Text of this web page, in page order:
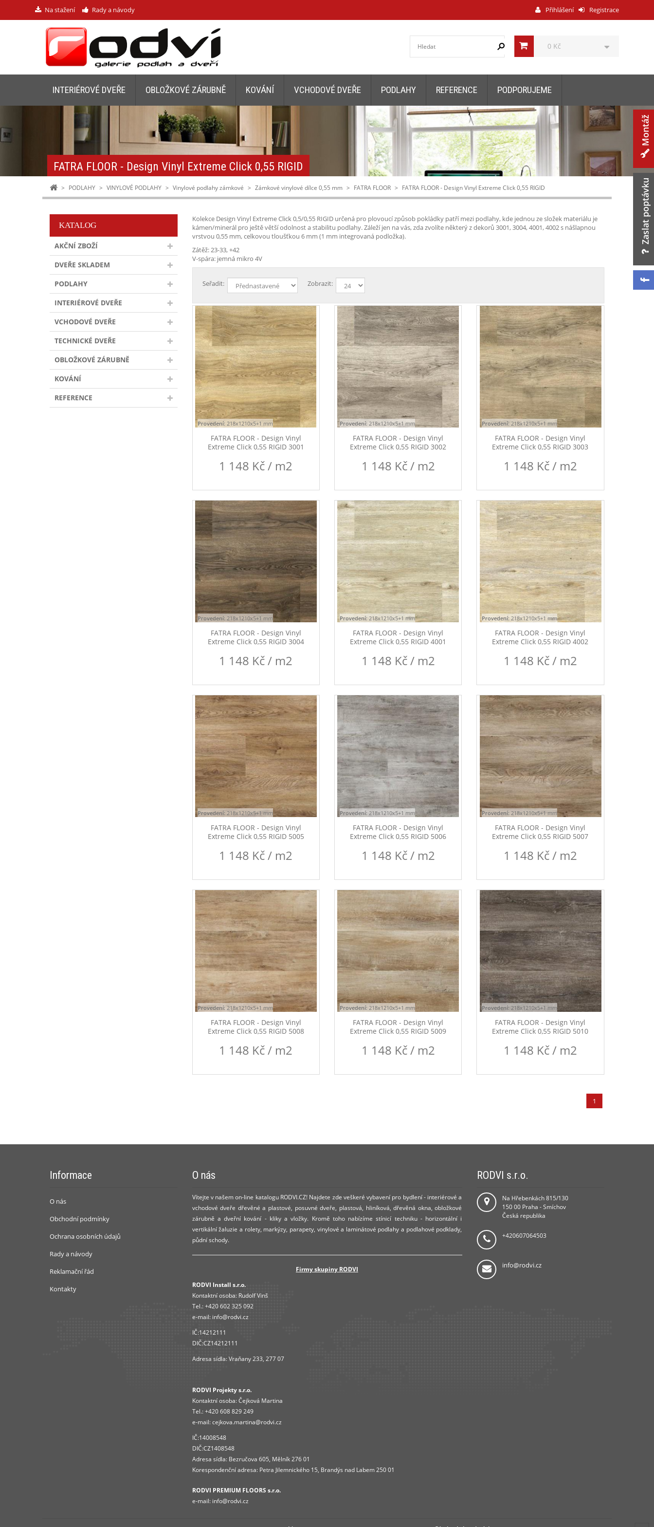
Registrace
Přihlášení
Na stažení Rady a návody
0 Kč
INTERIÉROVÉ DVEŘE OBLOŽKOVÉ ZÁRUBNĚ KOVÁNÍ VCHODOVÉ DVEŘE PODLAHY REFERENCE PODPORUJEME
FATRA FLOOR - Design Vinyl Extreme Click 0,55 RIGID
> PODLAHY > VINYLOVÉ PODLAHY > Vinylové podlahy zámkové > Zámkové vinylové dílce 0,55 mm > FATRA FLOOR > FATRA FLOOR - Design Vinyl Extreme Click 0,55 RIGID
KATALOG
AKČNÍ ZBOŽÍ
DVEŘE SKLADEM
PODLAHY
INTERIÉROVÉ DVEŘE
VCHODOVÉ DVEŘE
TECHNICKÉ DVEŘE
OBLOŽKOVÉ ZÁRUBNĚ
KOVÁNÍ
REFERENCE
Kolekce Design Vinyl Extreme Click 0,5/0,55 RIGID určená pro plovoucí způsob pokládky patří mezi podlahy, kde jednou ze složek materiálu je
kámen/minerál pro ještě větší odolnost a stabilitu podlahy. Záleží jen na vás, zda zvolíte některý z dekorů 3001, 3004, 4001, 4002 s nášlapnou
vrstvou 0,55 mm, celkovou tloušťkou 6 mm (1 mm integrovaná podložka).
Zátěž: 23-33, +42
V-spára: jemná mikro 4V
Seřadit: Zobrazit:
Provedení:218x1210x5+1 mm
FATRA FLOOR - Design Vinyl
Extreme Click 0,55 RIGID 3001
1 148 Kč / m2
Provedení: 218x1210x5+1 mm
FATRA FLOOR - Design Vinyl
Extreme Click 0,55 RIGID 3002
1 148 Kč / m2
Provedení: 218x1210x5+1 mm
FATRA FLOOR - Design Vinyl
Extreme Click 0,55 RIGID 3003
1 148 Kč / m2
Provedení: 218x1210x5+1 mm
FATRA FLOOR - Design Vinyl
Extreme Click 0,55 RIGID 3004
1 148 Kč / m2
Provedení:218x1210x5+1 mm
FATRA FLOOR - Design Vinyl
Extreme Click 0,55 RIGID 4001
1 148 Kč / m2
Provedení: 218x1210x5+1 mm
FATRA FLOOR - Design Vinyl
Extreme Click 0,55 RIGID 4002
1 148 Kč / m2
Provedení: 218x1210x5+1 mm
FATRA FLOOR - Design Vinyl
Extreme Click 0,55 RIGID 5005
1 148 Kč / m2
Provedení: 218x1210x5+1 mm
FATRA FLOOR - Design Vinyl
Extreme Click 0,55 RIGID 5006
1 148 Kč / m2
Provedení: 218x1210x5+1 mm
FATRA FLOOR - Design Vinyl
Extreme Click 0,55 RIGID 5007
1 148 Kč / m2
Provedení:218x1210x5+1 mm
FATRA FLOOR - Design Vinyl
Extreme Click 0,55 RIGID 5008
1 148 Kč / m2
Provedení: 218x1210x5+1 mm
FATRA FLOOR - Design Vinyl
Extreme Click 0,55 RIGID 5009
1 148 Kč / m2
Provedení: 218x1210x5+1 mm
FATRA FLOOR - Design Vinyl
Extreme Click 0,55 RIGID 5010
1 148 Kč / m2
1
Informace
O nás
Obchodní podmínky
Ochrana osobních údajů
Rady a návody
Reklamační řád
Kontakty
O nás
Vítejte v našem on-line katalogu RODVI.CZ! Najdete zde veškeré vybavení pro bydlení - interiérové a
vchodové dveře dřevěné a plastové, posuvné dveře, plastová, hliníková, dřevěná okna, obložkové
zárubně a dveřní kování - kliky a vložky. Kromě toho nabízíme stínicí techniku - horizontální i
vertikální žaluzie a rolety, markýzy, parapety, vinylové a laminátové podlahy a podlahové podklady,
půdní schody.
Firmy skupiny RODVI
RODVI Install s.r.o.
Kontaktní osoba:Rudolf Vinš
Tel.:+420 602 325 092
e-mail: info@rodvi.cz
IČ:14212111
DIČ:CZ14212111
Adresa sídla: Vraňany 233, 277 07
RODVI Projekty s.r.o.
Kontaktní osoba:Čejková Martina
Tel.:+420 608 829 249
e-mail:cejkova.martina@rodvi.cz
IČ:14008548
DIČ:CZ1408548
Adresa sídla: Bezručova 605, Mělník 276 01
Korespondenční adresa: Petra Jilemnického 15, Brandýs nad Labem 250 01
RODVI PREMIUM FLOORS s.r.o.
e-mail: info@rodvi.cz
RODVI s.r.o.
Na Hřebenkách 815/130
150 00 Praha - Smíchov
Česká republika
+420607064503
info@rodvi.cz
Montáž
Zaslat poptávku